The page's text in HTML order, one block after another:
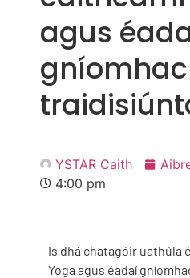
agus
YSTAR Caith
4:00 pm
Is dhá chatagóir uathúla
Yoga agus éadaí